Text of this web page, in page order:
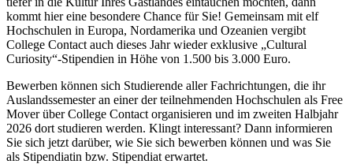
kommt hier eine besondere Chance für Sie! Gemeinsam mit elf
Hochschulen in Europa, Nordamerika und Ozeanien vergibt
College Contact auch dieses Jahr wieder exklusive „Cultural
Curiosity“-Stipendien in Höhe von 1.500 bis 3.000 Euro.
Bewerben können sich Studierende aller Fachrichtungen, die ihr
Auslandssemester an einer der teilnehmenden Hochschulen als Free
Mover über College Contact organisieren und im zweiten Halbjahr
2026 dort studieren werden. Klingt interessant? Dann informieren
Sie sich jetzt darüber, wie Sie sich bewerben können und was Sie
als Stipendiatin bzw. Stipendiat erwartet.